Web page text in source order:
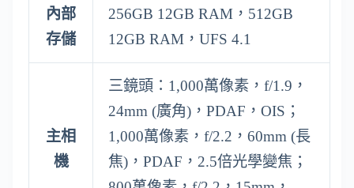
內部
存儲
256GB 12GB RAM，512GB
12GB RAM，UFS 4.1
主相
機
三鏡頭：1,000萬像素，f/1.9，
24mm (廣角)，PDAF，OIS；
1,000萬像素，f/2.2，60mm (長
焦)，PDAF，2.5倍光學變焦；